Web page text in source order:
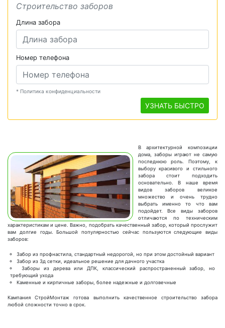
Строительство заборов
Длина забора
Номер телефона
* Политика конфиденциальности
УЗНАТЬ БЫСТРО
В архитектурной композиции
дома, заборы играют не самую
последнюю роль. Поэтому, к
выбору красивого и стильного
забора стоит подходить
основательно. В наше время
видов заборов великое
множество и очень трудно
выбрать именно то что вам
подойдет. Все виды заборов
отличаются по техническим
характеристикам и цене. Важно, подобрать качественный забор, который прослужит
вам долгие годы. Большой популярностью сейчас пользуются следующие виды
заборов:
Забор из профнастила, стандартный недорогой, но при этом достойный вариант
Забор из 3д сетки, идеальное решение для дачного участка
Заборы из дерева или ДПК, классический распространенный забор, но
требующий ухода
Каменные и кирпичные заборы, более надежные и долговечные
Кампания СтройМонтаж готова выполнить качественное строительство забора
любой сложности точно в срок.